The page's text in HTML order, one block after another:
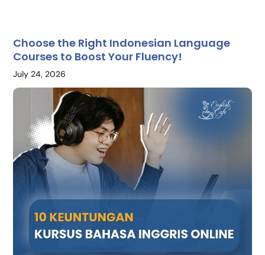
Choose the Right Indonesian Language
Courses to Boost Your Fluency!
July 24, 2026